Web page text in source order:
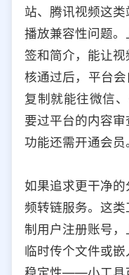
站、腾讯视频这
播放兼容性问题
签和简介，能让
核通过后，平台
复制就能往微信
要过平台的内容
功能还需开通会员
如果追求更干净
频转链服务。这
制用户注册账号
临时传个文件或